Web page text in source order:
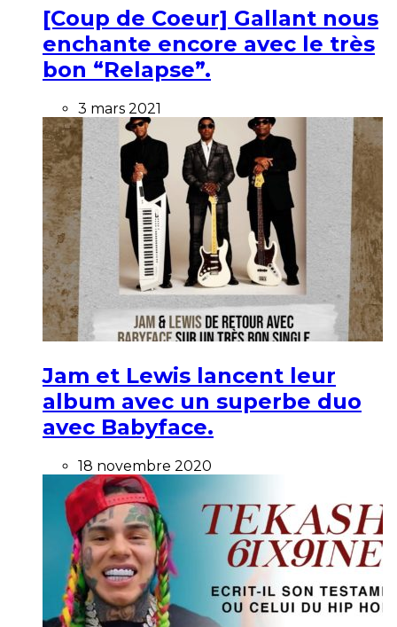
[Coup de Coeur] Gallant nous
enchante encore avec le très
bon “Relapse”.
3 mars 2021
Jam et Lewis lancent leur
album avec un superbe duo
avec Babyface.
18 novembre 2020